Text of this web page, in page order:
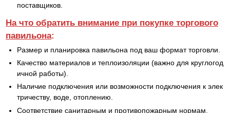
поставщиков.
На что обратить внимание при покупке торгового
павильона:
Размер и планировка павильона под ваш формат торговли.
Качество материалов и теплоизоляции (важно для круглогод
ичной работы).
Наличие подключения или возможности подключения к элек
тричеству, воде, отоплению.
Соответствие санитарным и противопожарным нормам.